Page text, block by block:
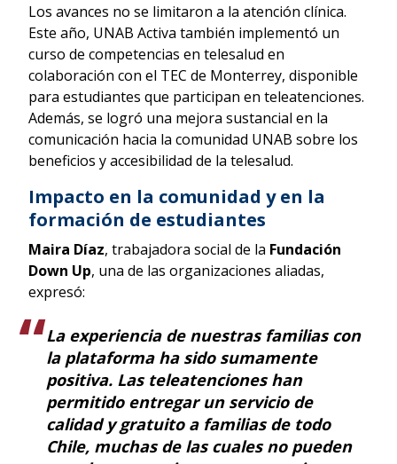
Los avances no se limitaron a la atención clínica.
Este año, UNAB Activa también implementó un
curso de competencias en telesalud en
colaboración con el TEC de Monterrey, disponible
para estudiantes que participan en teleatenciones.
Además, se logró una mejora sustancial en la
comunicación hacia la comunidad UNAB sobre los
beneficios y accesibilidad de la telesalud.
Impacto en la comunidad y en la
formación de estudiantes
Maira Díaz, trabajadora social de la Fundación
Down Up, una de las organizaciones aliadas,
expresó:
La experiencia de nuestras familias con
la plataforma ha sido sumamente
positiva. Las teleatenciones han
permitido entregar un servicio de
calidad y gratuito a familias de todo
Chile, muchas de las cuales no pueden